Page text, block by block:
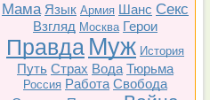
Мама Язык Армия Шанс Секс
Взгляд Москва Герои
Правда Муж История
Путь Страх Вода Тюрьма
Россия Работа Свобода